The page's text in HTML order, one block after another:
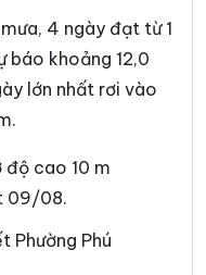
Tùng Thiện
Văn Miếu – Quốc
Xuân Đỉnh
Yên Hòa
4 ngày đạt từ 1
báo khoảng 12,0
lớn nhất rơi vào
cao 10 m
09/08.
Phường Phú